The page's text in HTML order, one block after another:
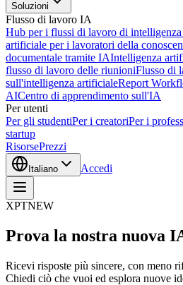
Soluzioni
Flusso di lavoro IA
Hub per i flussi di lavoro di
artificiale per i lavoratori della
documentale tramite IAIntelligenza
flusso di lavoro delle riunioniFlusso di
sull'intelligenza artificialeReport
AICentro di apprendimento sull'IA
Per utenti
Per gli studentiPer i creatoriPer i
startup
RisorsePrezzi
Italiano Accedi
XPTNEW
Prova la nostra nuova
Ricevi risposte più sincere, con meno
Chiedi ciò che vuoi ed esplora nuove